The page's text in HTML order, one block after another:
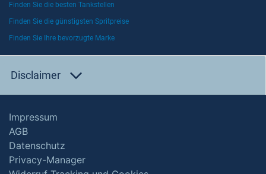
Finden Sie die besten Tankstellen
Finden Sie die günstigsten Spritpreise
Finden Sie Ihre bevorzugte Marke
Disclaimer
Impressum
AGB
Datenschutz
Privacy-Manager